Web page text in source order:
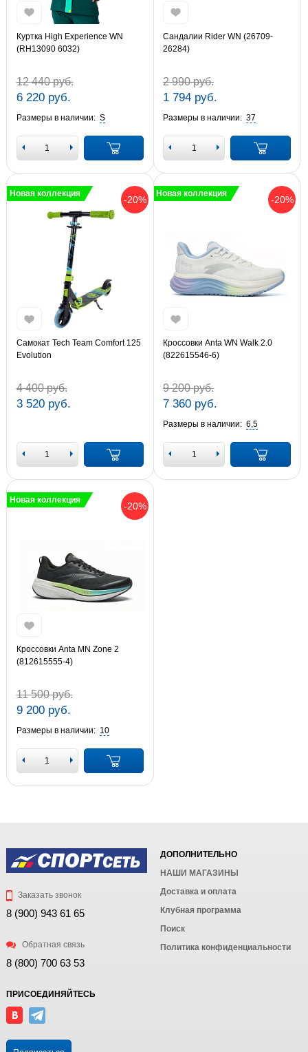
Куртка High Experience WN
(RH13090 6032)
12 440 руб.
6 220 руб.
Размеры в наличии: S
Сандалии Rider WN (26709-
26284)
2 990 руб.
1 794 руб.
Размеры в наличии: 37
-20%
Новая коллекция
Самокат Tech Team Comfort 125
Evolution
4 400 руб.
3 520 руб.
-20%
Новая коллекция
Кроссовки Anta WN Walk 2.0
(822615546-6)
9 200 руб.
7 360 руб.
Размеры в наличии: 6,5
-20%
Новая коллекция
Кроссовки Anta MN Zone 2
(812615555-4)
11 500 руб.
9 200 руб.
Размеры в наличии: 10
Заказать звонок
8 (900) 943 61 65
Обратная связь
8 (800) 700 63 53
ДОПОЛНИТЕЛЬНО
НАШИ МАГАЗИНЫ
Доставка и оплата
Клубная программа
Поиск
Политика конфиденциальности
ПРИСОЕДИНЯЙТЕСЬ